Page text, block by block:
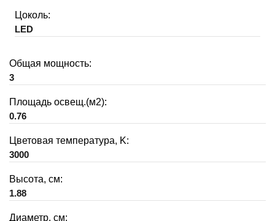
Цоколь:
LED
Общая мощность:
3
Площадь освещ.(м2):
0.76
Цветовая температура, K:
3000
Высота, см:
1.88
Диаметр, см: